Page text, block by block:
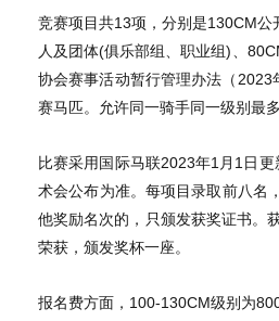
竞赛项目共13项，分别是130CM
人及团体(俱乐部组、职业组)、
协会赛事活动暂行管理办法（
赛马匹。允许同一骑手同一级别最
比赛采用国际马联2023年1月1日
术会公布为准。每项目录取前八名
他奖励名次的，只颁发获奖证书。
荣获，颁发奖杯一座。
报名费方面，100-130CM级别为